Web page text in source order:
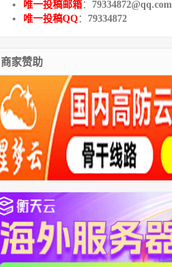
唯一投稿邮箱： 79334872@qq.com
唯一投稿QQ： 79334872
商家赞助